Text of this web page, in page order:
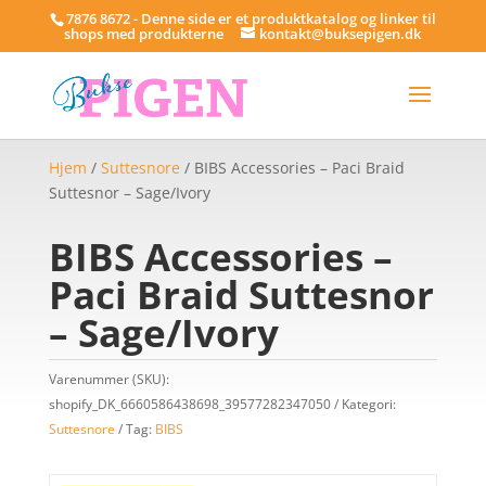
7876 8672 - Denne side er et produktkatalog og linker til
shops med produkterne kontakt@buksepigen.dk
Hjem / Suttesnore/ BIBS Accessories – Paci Braid
Suttesnor – Sage/Ivory
BIBS Accessories –
Paci Braid Suttesnor
– Sage/Ivory
Varenummer (SKU):
shopify_DK_6660586438698_39577282347050
Kategori:
Suttesnore
Tag: BIBS